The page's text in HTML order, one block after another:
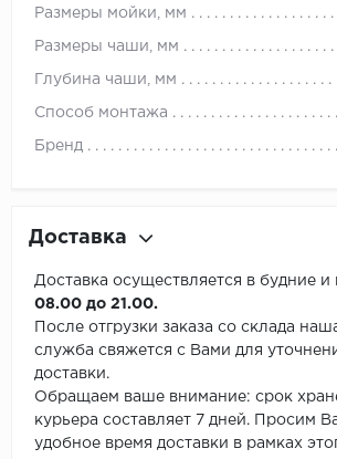
Размеры мойки, мм
Размеры чаши, мм
Глубина чаши, мм
Способ монтажа
Бренд
Доставка
Доставка осуществляется в будние
08.00 до 21.00.
После отгрузки заказа со склада
служба свяжется с Вами для
доставки.
Обращаем ваше внимание: срок
курьера составляет 7 дней. Просим
удобное время доставки в рамках